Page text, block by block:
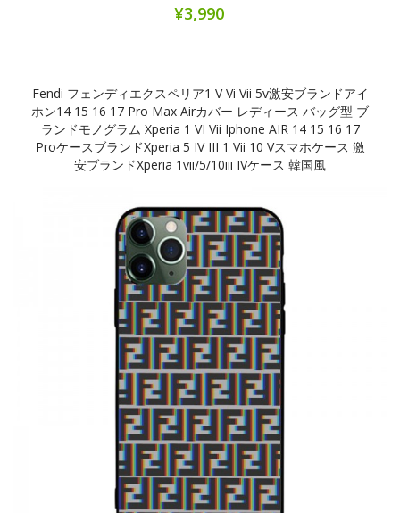
¥3,990
Fendi フェンディエクスペリア1 V Vi Vii 5v激安ブランドアイ
ホン14 15 16 17 Pro Max Airカバー レディース バッグ型 ブ
ランドモノグラム Xperia 1 VI Vii Iphone AIR 14 15 16 17
ProケースブランドXperia 5 IV III 1 Vii 10 Vスマホケース 激
安ブランドXperia 1vii/5/10iii IVケース 韓国風